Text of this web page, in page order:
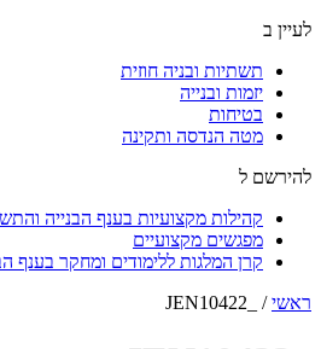
לעיין ב
תשתיות ובניה חוזית
יזמות ובנייה
בטיחות
מטה הנדסה ותקינה
להירשם ל
קהילות מקצועיות בענף הבנייה
מפגשים מקצועיים
קרן המלגות ללימודים ומחקר בענף
ראשי/